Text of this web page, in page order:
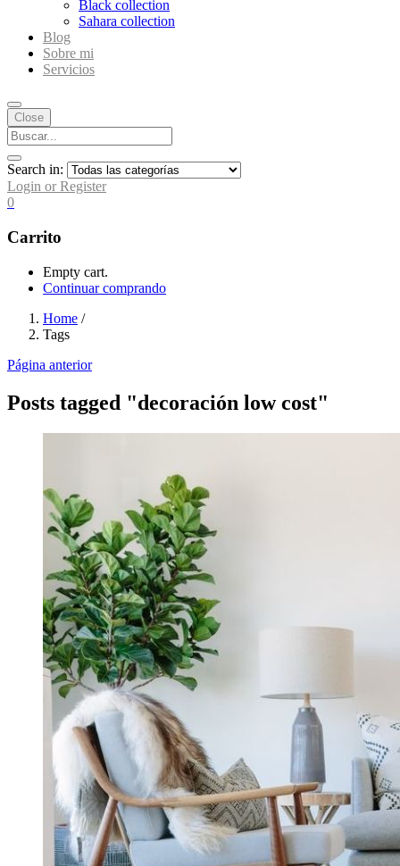
Black collection
Sahara collection
Blog
Sobre mi
Servicios
Close
Search in:
Login or Register
0
Carrito
Empty cart.
Continuar comprando
Home /
Tags
Página anterior
Posts tagged "decoración low cost"